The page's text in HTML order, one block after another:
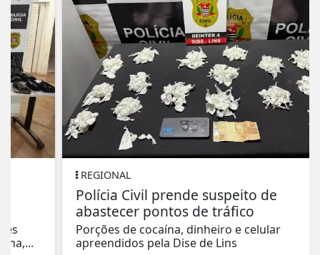
REGIONAL
Polícia Civil prende suspeito de
abastecer pontos de tráfico
Porções de cocaína, dinheiro e celular
apreendidos pela Dise de Lins